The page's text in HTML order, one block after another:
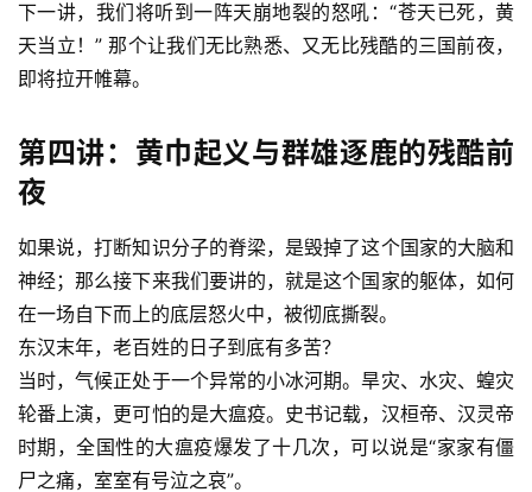
下一讲，我们将听到一阵天崩地裂的怒吼：“苍天已死，黄
天当立！” 那个让我们无比熟悉、又无比残酷的三国前夜，
即将拉开帷幕。
第四讲：黄巾起义与群雄逐鹿的残酷前
夜
如果说，打断知识分子的脊梁，是毁掉了这个国家的大脑和
神经；那么接下来我们要讲的，就是这个国家的躯体，如何
在一场自下而上的底层怒火中，被彻底撕裂。
东汉末年，老百姓的日子到底有多苦？
当时，气候正处于一个异常的小冰河期。旱灾、水灾、蝗灾
轮番上演，更可怕的是大瘟疫。史书记载，汉桓帝、汉灵帝
时期，全国性的大瘟疫爆发了十几次，可以说是“家家有僵
尸之痛，室室有号泣之哀”。